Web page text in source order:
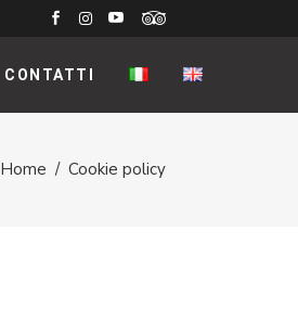
CONTATTI
Home / Cookie policy